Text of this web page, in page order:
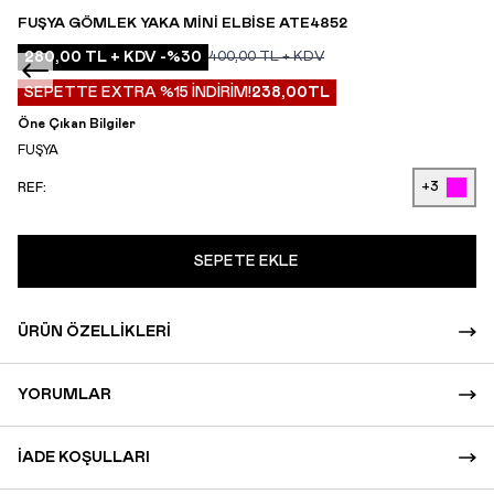
FUŞYA GÖMLEK YAKA MINI ELBISE ATE4852
280,00 TL + KDV -%30 400,00TL + KDV
SEPETTE EXTRA %15 İNDİRİM!238,00TL
Öne Çıkan Bilgiler
FUŞYA
REF: +3
SEPETE EKLE
ÜRÜN ÖZELLIKLERI
YORUMLAR
İADE KOŞULLARI